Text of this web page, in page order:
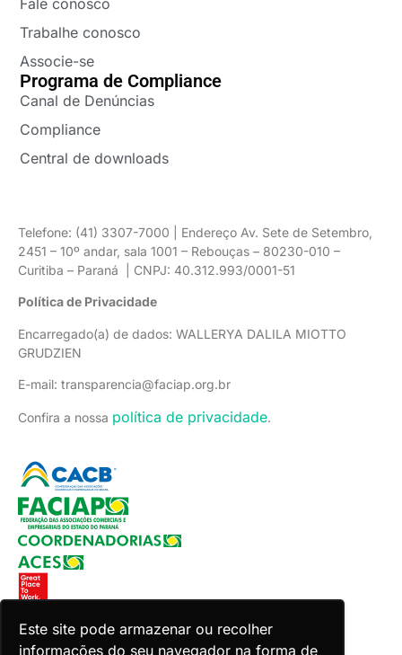
Este site pode armazenar ou recolher
informações do seu navegador na forma de
Trabalhe conosco
Associe-se
Programa de Compliance
Canal de Denúncias
Compliance
Central de downloads
Telefone: (41) 3307-7000 | Endereço Av. Sete de Setembro,
2451 – 10º andar, sala 1001 – Rebouças – 80230-010 –
Curitiba – Paraná | CNPJ: 40.312.993/0001-51
Política de Privacidade
Encarregado(a) de dados: WALLERYA DALILA MIOTTO
GRUDZIEN
E-mail: transparencia@faciap.org.br
Confira a nossa política de privacidade.